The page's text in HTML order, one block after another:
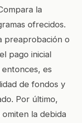
la
ofrecidos.
preaprobación o
pago inicial
entonces, es
de fondos y
Por último,
la debida